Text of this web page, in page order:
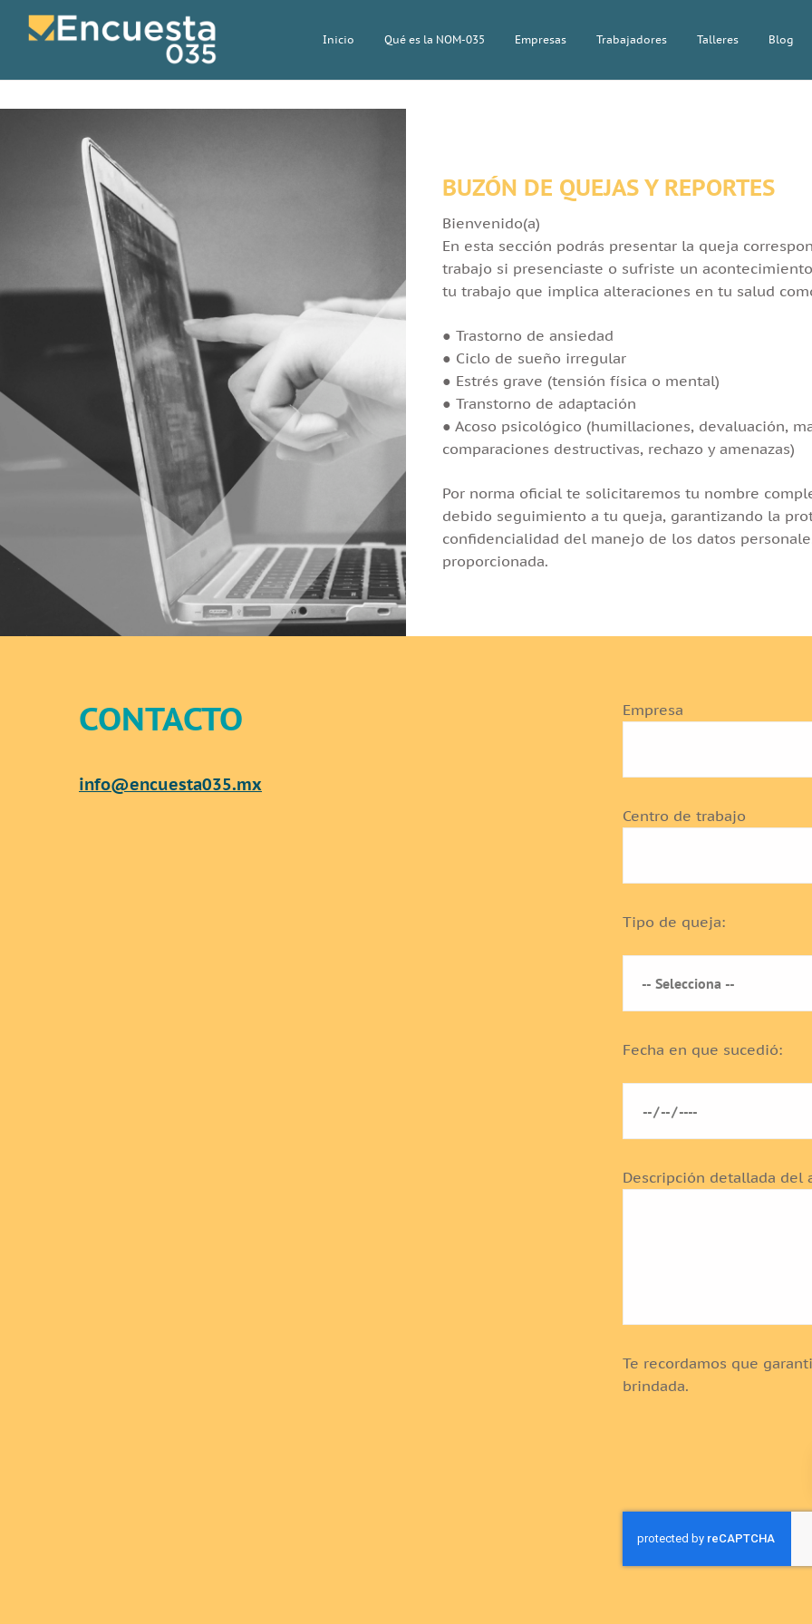
Inicio Qué es la NOM-035 Empresas Trabajadores Talleres Blog
BUZÓN DE QUEJAS Y REPORTES
Bienvenido(a)
En esta sección podrás presentar la queja
trabajo si presenciaste o sufriste un
tu trabajo que implica alteraciones en tu salud
● Trastorno de ansiedad
● Ciclo de sueño irregular
● Estrés grave (tensión física o mental)
● Transtorno de adaptación
● Acoso psicológico (humillaciones, devaluación,
comparaciones destructivas, rechazo y amenazas)
Por norma oficial te solicitaremos tu nombre
debido seguimiento a tu queja, garantizando la
confidencialidad del manejo de los datos
proporcionada.
CONTACTO
info@encuesta035.mx
Empresa
Centro de trabajo
Tipo de queja:
Fecha en que sucedió:
Descripción detallada del
Te recordamos que
brindada.